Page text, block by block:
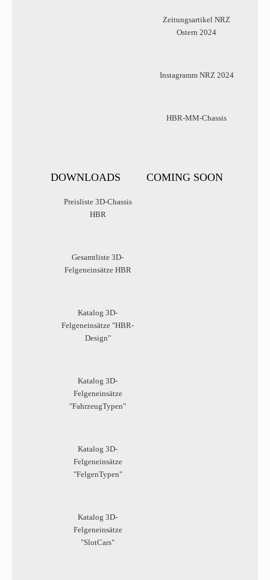
Zeitungsartikel NRZ
Ostern 2024
Instagramm NRZ 2024
HBR-MM-Chassis
DOWNLOADS
Preisliste 3D-Chassis
HBR
Gesamtliste 3D-
Felgeneinsätze HBR
Katalog 3D-
Felgeneinsätze "HBR-
Design"
Katalog 3D-
Felgeneinsätze
"FahrzeugTypen"
Katalog 3D-
Felgeneinsätze
"FelgenTypen"
Katalog 3D-
Felgeneinsätze
"SlotCars"
COMING SOON